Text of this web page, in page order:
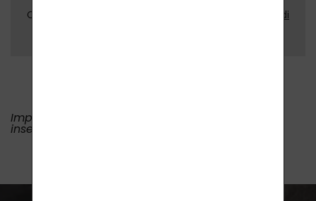
Con l'invio del messaggio acconsente ai
condizioni di
Impossibile visualizzare la mappa - non è stata
inserita la chiave API per Google Maps.